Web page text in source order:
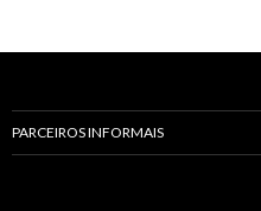
PARCEIROS INFORMAIS